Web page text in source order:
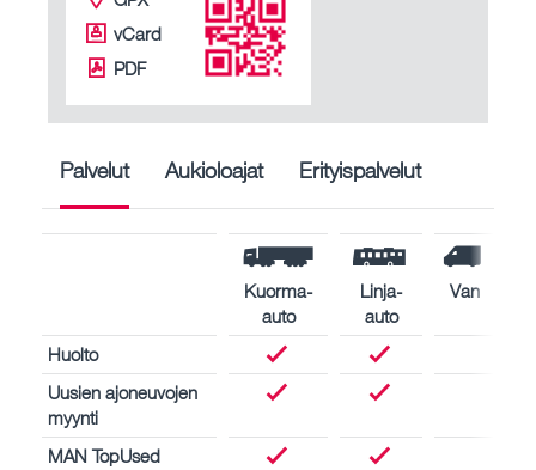
vCard
PDF
Palvelut Aukioloajat Erityispalvelut
Kuorma-
auto
Linja-
auto
Van
Huolto
Uusien ajoneuvojen
myynti
MAN TopUsed